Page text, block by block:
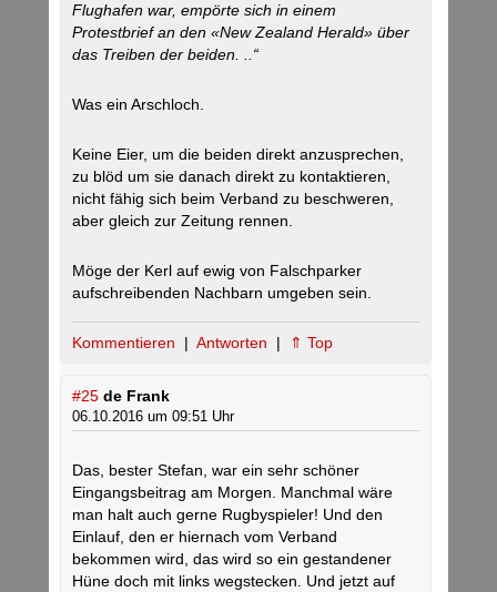
Flughafen war, empörte sich in einem
Protestbrief an den «New Zealand Herald» über
das Treiben der beiden. ..“
Was ein Arschloch.
Keine Eier, um die beiden direkt anzusprechen,
zu blöd um sie danach direkt zu kontaktieren,
nicht fähig sich beim Verband zu beschweren,
aber gleich zur Zeitung rennen.
Möge der Kerl auf ewig von Falschparker
aufschreibenden Nachbarn umgeben sein.
Kommentieren | Antworten | ⇑ Top
#25 de Frank
06.10.2016 um 09:51 Uhr
Das, bester Stefan, war ein sehr schöner
Eingangsbeitrag am Morgen. Manchmal wäre
man halt auch gerne Rugbyspieler! Und den
Einlauf, den er hiernach vom Verband
bekommen wird, das wird so ein gestandener
Hüne doch mit links wegstecken. Und jetzt auf